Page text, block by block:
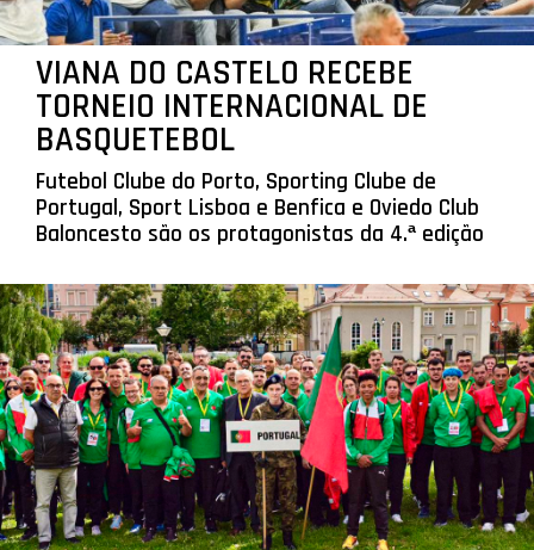
VIANA DO CASTELO RECEBE
TORNEIO INTERNACIONAL DE
BASQUETEBOL
Futebol Clube do Porto, Sporting Clube de
Portugal, Sport Lisboa e Benfica e Oviedo Club
Baloncesto são os protagonistas da 4.ª edição